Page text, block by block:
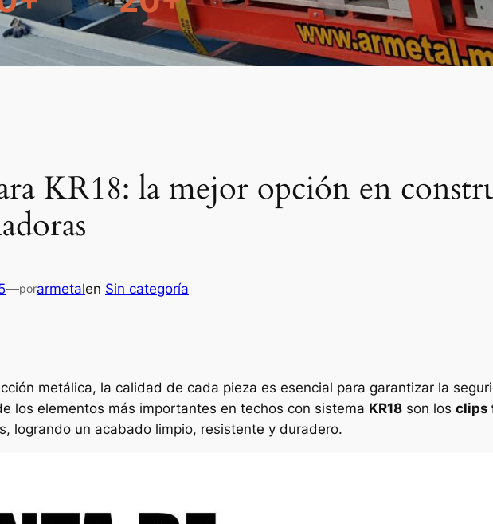
KR18: la mejor opción en
—porarmetalen Sin categoría
metálica, la calidad de cada pieza es esencial para garantizar la
los elementos más importantes en techos con sistema KR18 son los clips
logrando un acabado limpio, resistente y duradero.